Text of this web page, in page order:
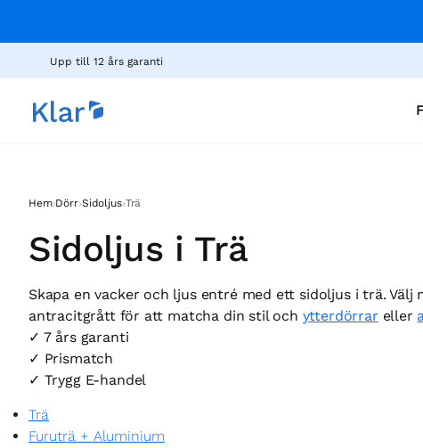
Upp till 12 års garanti
Hem›Dörr›Sidoljus›Trä
Sidoljus i Trä
Skapa en vacker och ljus entré med ett sidoljus i trä. Välj
antracitgrått för att matcha din stil och ytterdörrar eller
✓ 7 års garanti
✓ Prismatch
✓ Trygg E-handel
Trä
Furuträ + Aluminium